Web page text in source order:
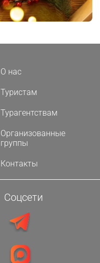
О нас
Туристам
Турагентствам
Организованные
группы
Контакты
Соцсети